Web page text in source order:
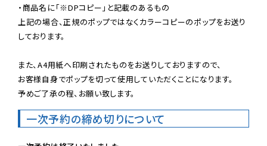
・商品名に「※DPコピー」と記載のあるもの
上記の場合、正規のポップではなくカラーコピーのポップをお送り
しております。
また、A4用紙へ印刷されたものをお送りしておりますので、
お客様自身でポップを切って使用していただくことになります。
予めご了承の程、お願い致します。
一次予約の締め切りについて